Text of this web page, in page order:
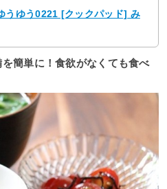
ゆう0221 [クックパッド] み
簡単に！食欲がなくても食べ